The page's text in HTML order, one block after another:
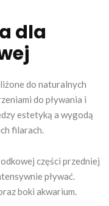
dla
do naturalnych
do pływania i
estetyką a wygodą
filarach.
części przedniej
pływać.
boki akwarium.